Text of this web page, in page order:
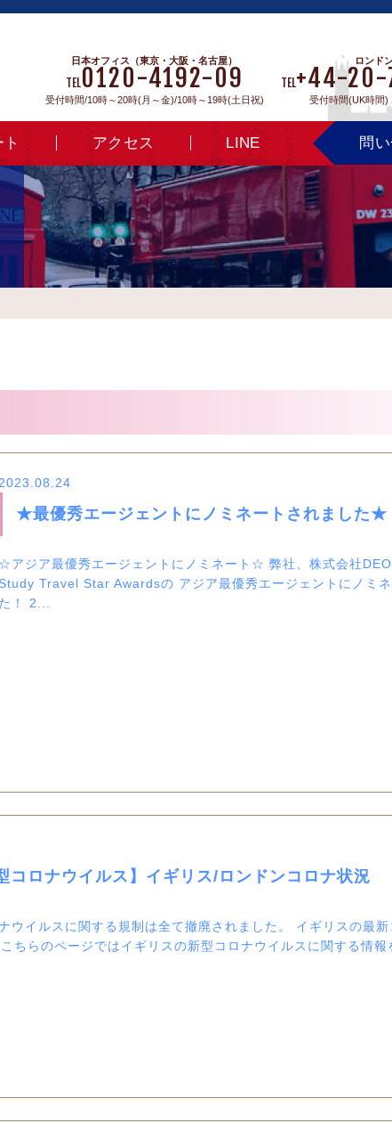
日本オフィス（東京・大阪・名古屋）
TEL0120-4192-09
受付時間/10時～20時(月～金)/10時～19時(土日祝)
ロンド
TEL+44-20-
受付時間(UK時間)
アクセス LINE 問
2023.08.24
★最優秀エージェントにノミネートされました★
☆アジア最優秀エージェントにノミネート☆ 弊社、株式会社
Study Travel Star Awardsの アジア最優秀エージェントにノミネ
た！ 2...
コロナウイルス】イギリス/ロンドンコロナ状況
ウイルスに関する規制は全て撤廃されました。 イギリスの最
ちらのページではイギリスの新型コロナウイルスに関する情報